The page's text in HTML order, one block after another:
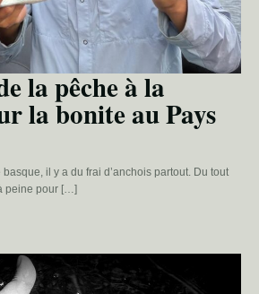
la pêche à la
la bonite au Pays
il y a du frai d’anchois partout. Du tout
peine pour […]